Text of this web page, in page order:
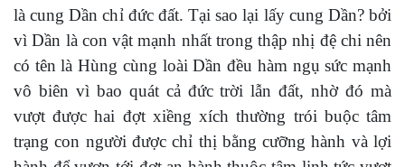
là cung Dần chỉ đức đất. Tại sao lại lấy cung Dần? bởi
vì Dần là con vật mạnh nhất trong thập nhị đệ chi nên
có tên là Hùng cùng loài Dần đều hàm ngụ sức mạnh
vô biên vì bao quát cả đức trời lẫn đất, nhờ đó mà
vượt được hai đợt xiềng xích thường trói buộc tâm
trạng con người được chỉ thị bằng cưỡng hành và lợi